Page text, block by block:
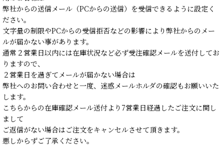
弊社からの送信メール（PCからの送信）を受信できるように設定く
ださい。
文字量の制限やPCからの受信拒否などの影響により弊社からのメー
ルが届かない事があります。
通常２営業日以内には在庫状況など必ず受注確認メールを送付してお
りますので、
２営業日を過ぎてメールが届かない場合は
弊社へのお問い合わせと一度、迷惑メールホルダの確認もお願いいた
します。
こちらからの在庫確認メール送付より7営業日経過したご注文に関し
まして
ご返信がない場合はご注文をキャンセルさせて頂きます。
悪しからずご了承ください。